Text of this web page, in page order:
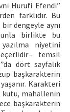
Hurufi Efendi”
farklıdır. Bu
dengeyle aynı
birlikte bu
niyetini
temsil
dört sayfalık
başkarakterin
Karakteri
kutu, mahallenin
başkarakterin